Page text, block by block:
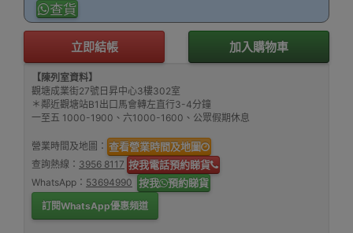
查貨
立即結帳 加入購物車
【陳列室資料】
觀塘成業街27號日昇中心3樓302室
＊鄰近觀塘站B1出口馬會轉左直行3-4分鐘
一至五 1000-1900、六1000-1600、公眾假期休息
營業時間及地圖： 查看營業時間及地圖
查詢熱線： 3956 8117 按我電話預約睇貨
WhatsApp： 53694990 按我 預約睇貨
訂閱WhatsApp優惠頻道